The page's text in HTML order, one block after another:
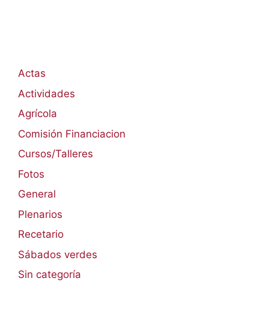
Actas
Actividades
Agrícola
Comisión Financiacion
Cursos/Talleres
Fotos
General
Plenarios
Recetario
Sábados verdes
Sin categoría